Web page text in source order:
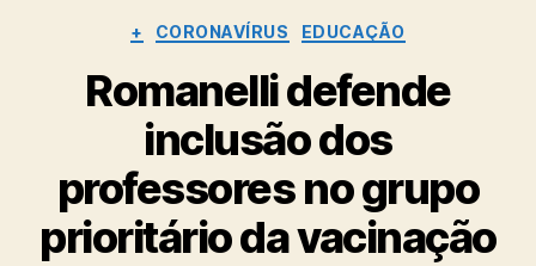
Categorias
+ CORONAVÍRUS EDUCAÇÃO
Romanelli defende
inclusão dos
professores no grupo
prioritário da vacinação